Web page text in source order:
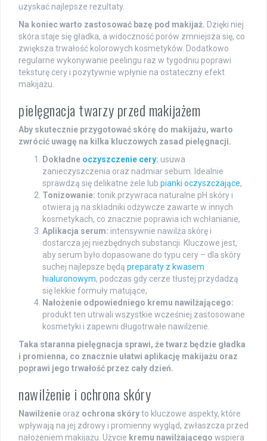
uzyskać najlepsze rezultaty.
Na koniec warto zastosować bazę pod makijaż. Dzięki niej
skóra staje się gładka, a widoczność porów zmniejsza się, co
zwiększa trwałość kolorowych kosmetyków. Dodatkowo
regularne wykonywanie peelingu raz w tygodniu poprawi
teksturę cery i pozytywnie wpłynie na ostateczny efekt
makijażu.
pielęgnacja twarzy przed makijażem
Aby skutecznie przygotować skórę do makijażu, warto
zwrócić uwagę na kilka kluczowych zasad pielęgnacji.
Dokładne oczyszczenie cery: usuwa
zanieczyszczenia oraz nadmiar sebum. Idealnie
sprawdzą się delikatne żele lub pianki oczyszczające,
Tonizowanie: tonik przywraca naturalne pH skóry i
otwiera ją na składniki odżywcze zawarte w innych
kosmetykach, co znacznie poprawia ich wchłanianie,
Aplikacja serum: intensywnie nawilża skórę i
dostarcza jej niezbędnych substancji. Kluczowe jest,
aby serum było dopasowane do typu cery – dla skóry
suchej najlepsze będą preparaty z kwasem
hialuronowym, podczas gdy cerze tłustej przydadzą
się lekkie formuły matujące,
Nałożenie odpowiedniego kremu nawilżającego:
produkt ten utrwali wszystkie wcześniej zastosowane
kosmetyki i zapewni długotrwałe nawilżenie.
Taka staranna pielęgnacja sprawi, że twarz będzie gładka
i promienna, co znacznie ułatwi aplikację makijażu oraz
poprawi jego trwałość przez cały dzień.
nawilżenie i ochrona skóry
Nawilżenie oraz ochrona skóryto kluczowe aspekty, które
wpływają na jej zdrowy i promienny wygląd, zwłaszcza przed
nałożeniem makijażu. Użycie kremu nawilżającego wspiera